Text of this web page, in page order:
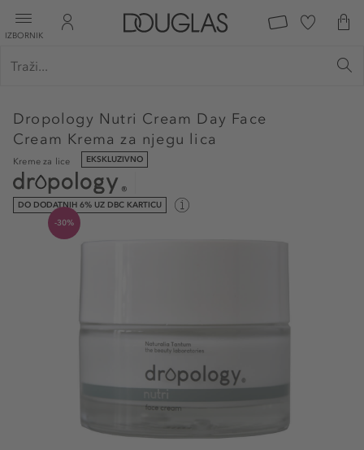
IZBORNIK
Dropology Nutri Cream Day Face
Cream Krema za njegu lica
Kreme za lice EKSKLUZIVNO
DO DODATNIH 6% UZ DBC KARTICU
-30%